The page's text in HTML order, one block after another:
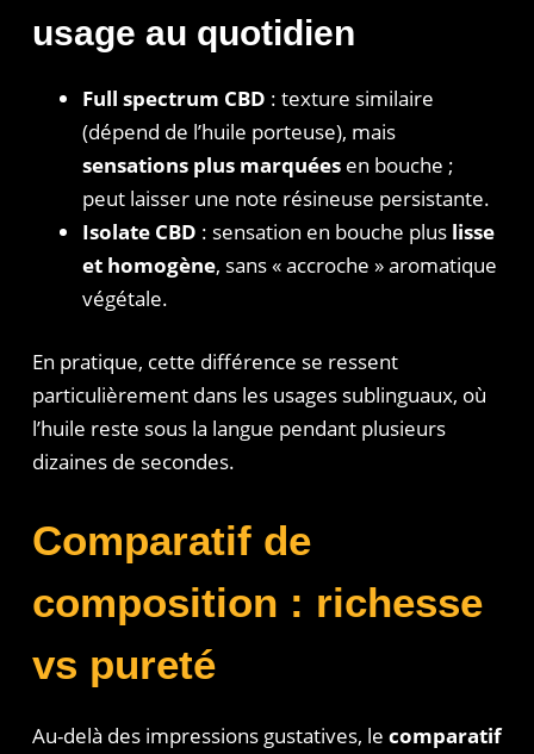
usage au quotidien
Full spectrum CBD : texture similaire
(dépend de l’huile porteuse), mais
sensations plus marquées en bouche ;
peut laisser une note résineuse persistante.
Isolate CBD : sensation en bouche plus lisse
et homogène, sans « accroche » aromatique
végétale.
En pratique, cette différence se ressent
particulièrement dans les usages sublinguaux, où
l’huile reste sous la langue pendant plusieurs
dizaines de secondes.
Comparatif de
composition : richesse
vs pureté
Au-delà des impressions gustatives, le comparatif